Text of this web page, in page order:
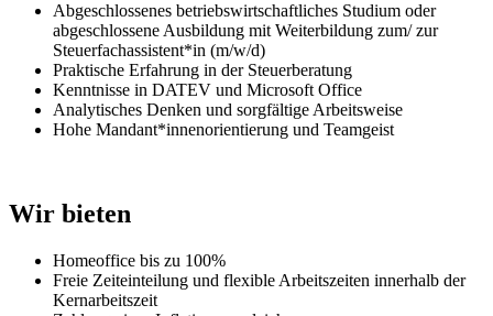
Abgeschlossenes betriebswirtschaftliches Studium oder
abgeschlossene Ausbildung mit Weiterbildung zum/ zur
Steuerfachassistent*in (m/w/d)
Praktische Erfahrung in der Steuerberatung
Kenntnisse in DATEV und Microsoft Office
Analytisches Denken und sorgfältige Arbeitsweise
Hohe Mandant*innenorientierung und Teamgeist
Wir bieten
Homeoffice bis zu 100%
Freie Zeiteinteilung und flexible Arbeitszeiten innerhalb der
Kernarbeitszeit